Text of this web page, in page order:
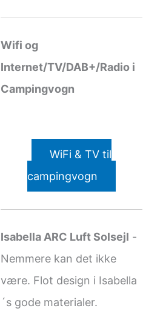
Wifi og
Internet/TV/DAB+/Radio i
Campingvogn
WiFi & TV til
campingvogn
Isabella ARC Luft Solsejl -
Nemmere kan det ikke
være. Flot design i Isabella
´s gode materialer.